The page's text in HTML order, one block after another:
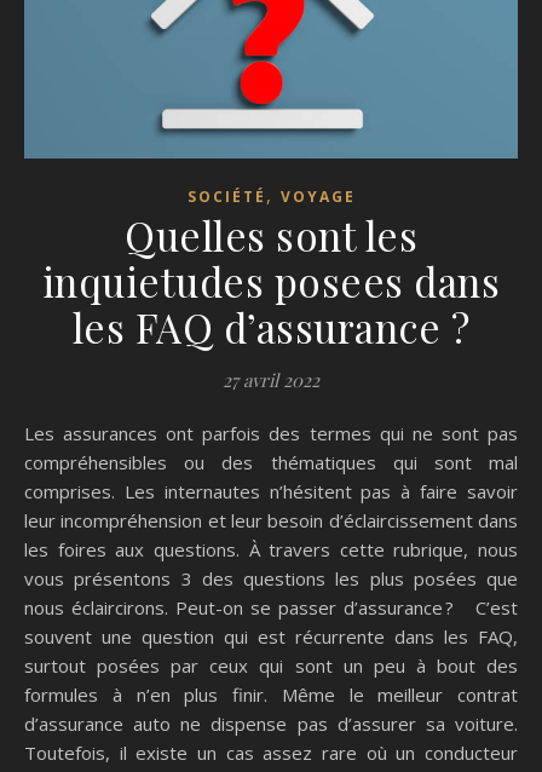
SOCIÉTÉ , VOYAGE
Quelles sont les
inquietudes posees dans
les FAQ d’assurance ?
27 avril 2022
Les assurances ont parfois des termes qui ne sont pas
compréhensibles ou des thématiques qui sont mal
comprises. Les internautes n’hésitent pas à faire savoir
leur incompréhension et leur besoin d’éclaircissement dans
les foires aux questions. À travers cette rubrique, nous
vous présentons 3 des questions les plus posées que
nous éclaircirons. Peut-on se passer d’assurance ? C’est
souvent une question qui est récurrente dans les FAQ,
surtout posées par ceux qui sont un peu à bout des
formules à n’en plus finir. Même le meilleur contrat
d’assurance auto ne dispense pas d’assurer sa voiture.
Toutefois, il existe un cas assez rare où un conducteur